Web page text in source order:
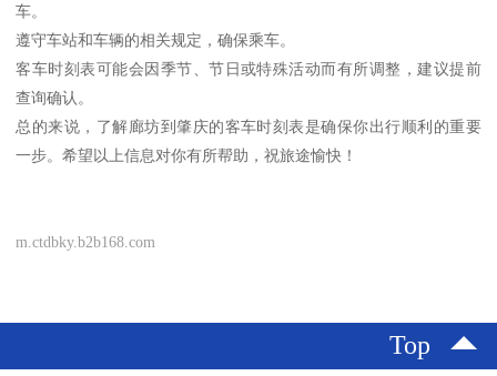
车。
遵守车站和车辆的相关规定，确保乘车。
客车时刻表可能会因季节、节日或特殊活动而有所调整，建议提前
查询确认。
总的来说，了解廊坊到肇庆的客车时刻表是确保你出行顺利的重要
一步。希望以上信息对你有所帮助，祝旅途愉快！
m.ctdbky.b2b168.com
Top